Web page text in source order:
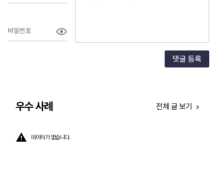
비밀번호
댓글 등록
우수 사례 전체 글 보기
데이터가 없습니다.